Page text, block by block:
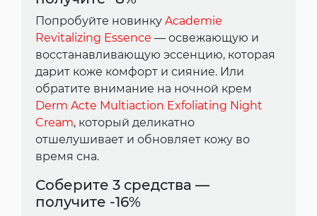
Попробуйте новинку Academie
Revitalizing Essence — освежающую и
восстанавливающую эссенцию, которая
дарит коже комфорт и сияние. Или
обратите внимание на ночной крем
Derm Acte Multiaction Exfoliating Night
Cream, который деликатно
отшелушивает и обновляет кожу во
время сна.
Соберите 3 средства —
получите -16%